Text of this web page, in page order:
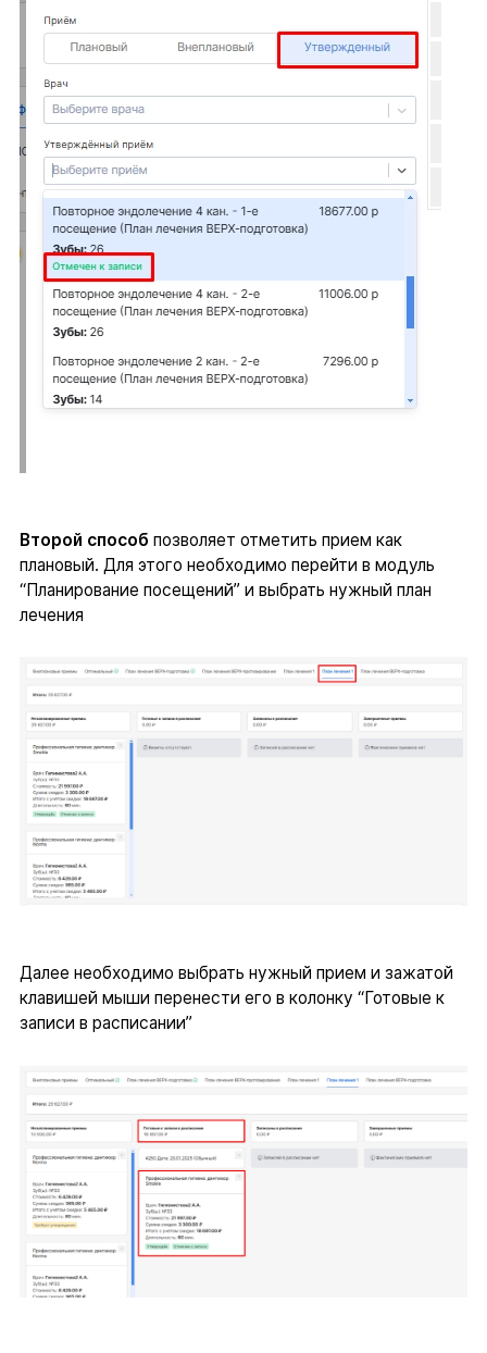
Второй способ позволяет отметить прием как
плановый. Для этого необходимо перейти в модуль
“Планирование посещений” и выбрать нужный план
лечения
Далее необходимо выбрать нужный прием и зажатой
клавишей мыши перенести его в колонку “Готовые к
записи в расписании”